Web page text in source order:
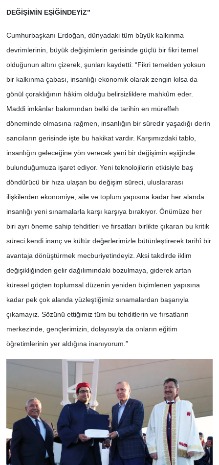
DEĞİŞİMİN EŞİĞİNDEYİZ”
Cumhurbaşkanı Erdoğan, dünyadaki tüm büyük kalkınma
devrimlerinin, büyük değişimlerin gerisinde güçlü bir fikri temel
olduğunun altını çizerek, şunları kaydetti: “Fikri temelden yoksun
bir kalkınma çabası, insanlığı ekonomik olarak zengin kılsa da
gönül çoraklığının hâkim olduğu belirsizliklere mahkûm eder.
Maddi imkânlar bakımından belki de tarihin en müreffeh
döneminde olmasına rağmen, insanlığın bir süredir yaşadığı derin
sancıların gerisinde işte bu hakikat vardır. Karşımızdaki tablo,
insanlığın geleceğine yön verecek yeni bir değişimin eşiğinde
bulunduğumuza işaret ediyor. Yeni teknolojilerin etkisiyle baş
döndürücü bir hıza ulaşan bu değişim süreci, uluslararası
ilişkilerden ekonomiye, aile ve toplum yapısına kadar her alanda
insanlığı yeni sınamalarla karşı karşıya bırakıyor. Önümüze her
biri ayrı öneme sahip tehditleri ve fırsatları birlikte çıkaran bu kritik
süreci kendi inanç ve kültür değerlerimizle bütünleştirerek tarihî bir
avantaja dönüştürmek mecburiyetindeyiz. Aksi takdirde iklim
değişikliğinden gelir dağılımındaki bozulmaya, giderek artan
küresel göçten toplumsal düzenin yeniden biçimlenen yapısına
kadar pek çok alanda yüzleştiğimiz sınamalardan başarıyla
çıkamayız. Sözünü ettiğimiz tüm bu tehditlerin ve fırsatların
merkezinde, gençlerimizin, dolayısıyla da onların eğitim
öğretimlerinin yer aldığına inanıyorum.”